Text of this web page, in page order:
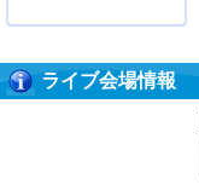
ライブ会場情報